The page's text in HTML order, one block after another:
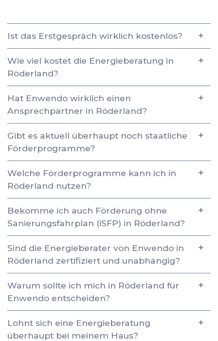
Ist das Erstgespräch wirklich kostenlos?
Wie viel kostet die Energieberatung in
Röderland?
Hat Enwendo wirklich einen
Ansprechpartner in Röderland?
Gibt es aktuell überhaupt noch staatliche
Förderprogramme?
Welche Förderprogramme kann ich in
Röderland nutzen?
Bekomme ich auch Förderung ohne
Sanierungsfahrplan (iSFP) in Röderland?
Sind die Energieberater von Enwendo in
Röderland zertifiziert und unabhängig?
Warum sollte ich mich in Röderland für
Enwendo entscheiden?
Lohnt sich eine Energieberatung
überhaupt bei meinem Haus?